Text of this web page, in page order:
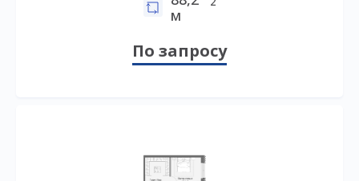
м
По запросу